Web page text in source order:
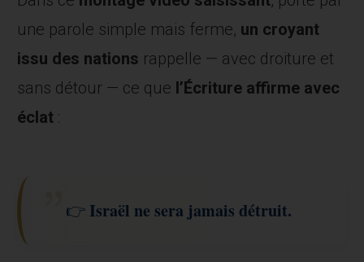
une parole simple mais ferme, un croyant
issu des nations rappelle — avec droiture et
sans détour — ce que l’Écriture affirme avec
éclat :
👉 Israël ne sera jamais détruit.